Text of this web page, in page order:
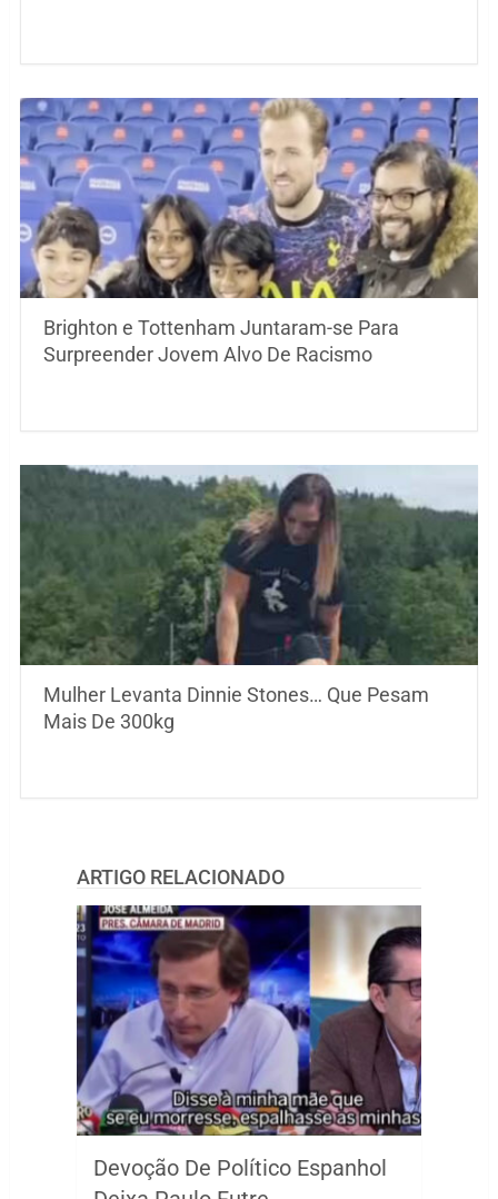
Brighton e Tottenham Juntaram-se Para
Surpreender Jovem Alvo De Racismo
Mulher Levanta Dinnie Stones… Que Pesam
Mais De 300kg
ARTIGO RELACIONADO
Devoção De Político Espanhol